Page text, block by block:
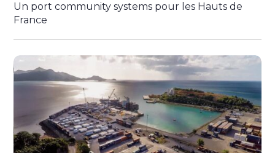
Un port community systems pour les Hauts de
France